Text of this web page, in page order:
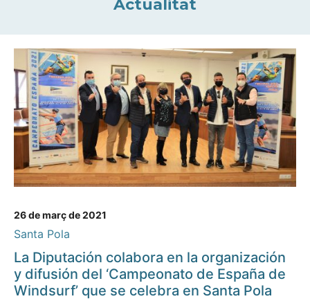
Actualitat
26 de març de 2021
Santa Pola
La Diputación colabora en la organización
y difusión del ‘Campeonato de España de
Windsurf’ que se celebra en Santa Pola